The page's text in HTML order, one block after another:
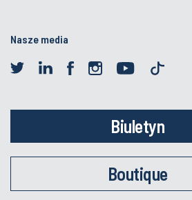
Nasze media
Biuletyn
Boutique